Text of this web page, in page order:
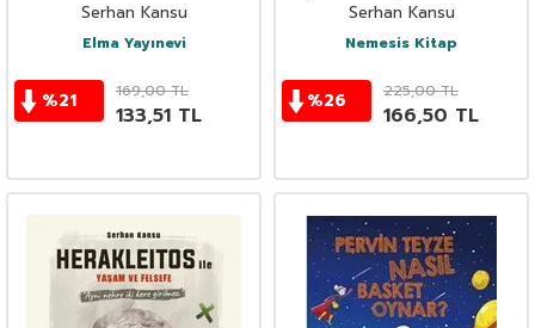
Serhan Kansu
Elma Yayınevi
%21 169,00TL
133,51 TL
Serhan Kansu
Nemesis Kitap
%26 225,00TL
166,50 TL